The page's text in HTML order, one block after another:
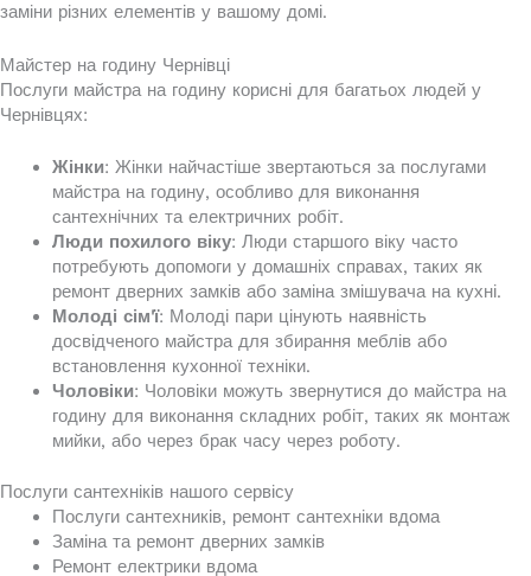
заміни різних елементів у вашому домі.
Майстер на годину Чернівці
Послуги майстра на годину корисні для багатьох людей у
Чернівцях:
Жінки: Жінки найчастіше звертаються за послугами
майстра на годину, особливо для виконання
сантехнічних та електричних робіт.
Люди похилого віку: Люди старшого віку часто
потребують допомоги у домашніх справах, таких як
ремонт дверних замків або заміна змішувача на кухні.
Молоді сім'ї: Молоді пари цінують наявність
досвідченого майстра для збирання меблів або
встановлення кухонної техніки.
Чоловіки: Чоловіки можуть звернутися до майстра на
годину для виконання складних робіт, таких як монтаж
мийки, або через брак часу через роботу.
Послуги сантехніків нашого сервісу
Послуги сантехників, ремонт сантехніки вдома
Заміна та ремонт дверних замків
Ремонт електрики вдома